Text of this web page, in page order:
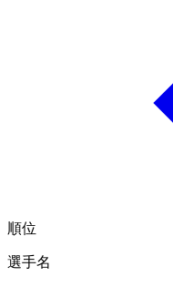
順位
選手名